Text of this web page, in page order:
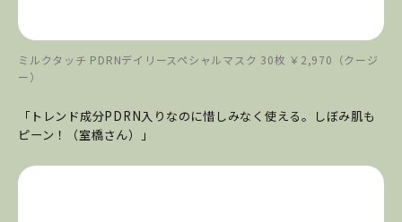
ミルクタッチ PDRNデイリースペシャルマスク 30枚 ￥2,970（クージ
ー）
「トレンド成分PDRN入りなのに惜しみなく使える。しぼみ肌も
ピーン！（室橋さん）」